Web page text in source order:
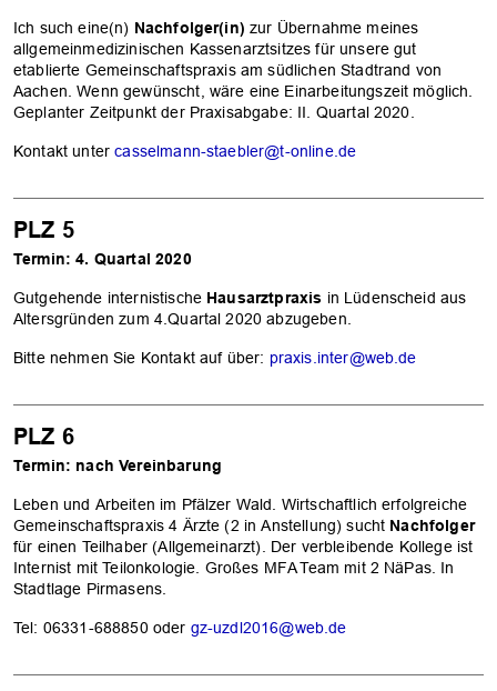
Ich such eine(n) Nachfolger(in) zur Übernahme meines
allgemeinmedizinischen Kassenarztsitzes für unsere gut
etablierte Gemeinschaftspraxis am südlichen Stadtrand von
Aachen. Wenn gewünscht, wäre eine Einarbeitungszeit möglich.
Geplanter Zeitpunkt der Praxisabgabe: II. Quartal 2020.
Kontakt untercasselmann-staebler@t-online.de
PLZ 5
Termin: 4. Quartal 2020
Gutgehende internistische Hausarztpraxis in Lüdenscheid aus
Altersgründen zum 4.Quartal 2020 abzugeben.
Bitte nehmen Sie Kontakt auf über: praxis.inter@web.de
PLZ 6
Termin: nach Vereinbarung
Leben und Arbeiten im Pfälzer Wald. Wirtschaftlich erfolgreiche
Gemeinschaftspraxis 4 Ärzte (2 in Anstellung) sucht Nachfolger
für einen Teilhaber (Allgemeinarzt). Der verbleibende Kollege ist
Internist mit Teilonkologie. Großes MFA Team mit 2 NäPas. In
Stadtlage Pirmasens.
Tel: 06331-688850 oder gz-uzdl2016@web.de